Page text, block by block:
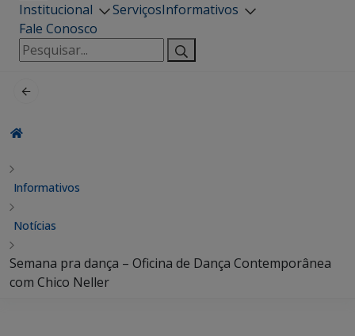
Institucional ServiçosInformativos
Fale Conosco
Pesquisar
por:
Informativos
Notícias
Semana pra dança – Oficina de Dança Contemporânea
com Chico Neller